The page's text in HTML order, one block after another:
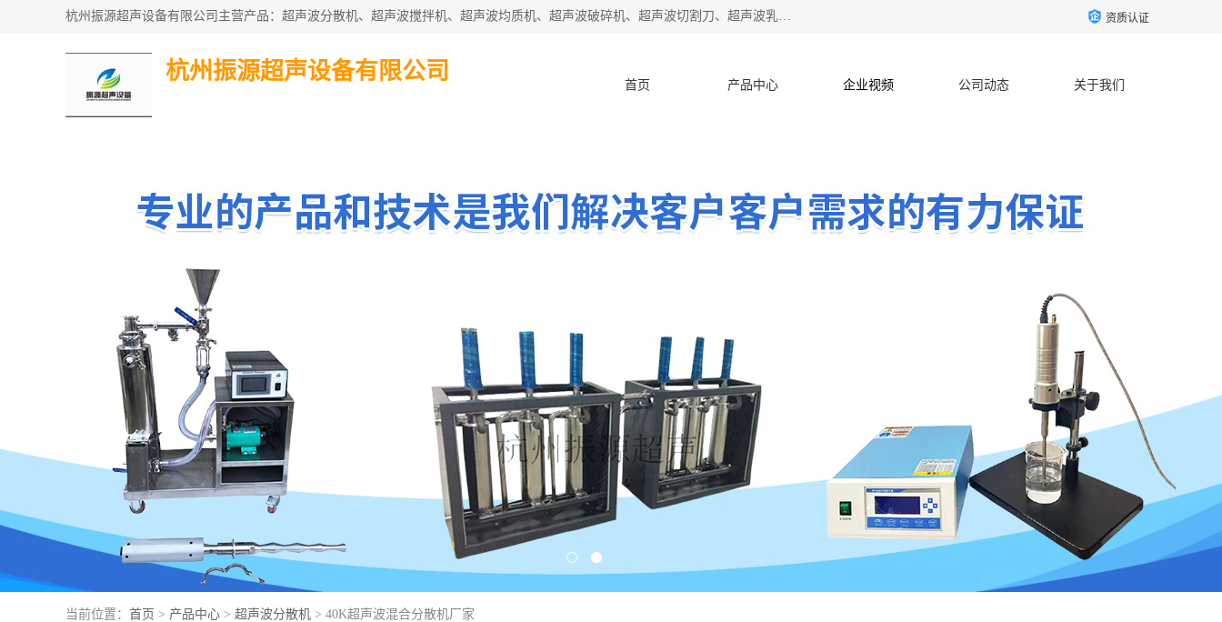
杭州振源超声设备有限公司主营产品：超声波分散机、超声波搅拌机、超声波均质机、超声波破碎机、超声波切割刀、超声波乳化机、超声波提取机、超声波振动棒等设备。秉承诚信经营、品质至上的服务宗旨，与多家企业建立了长期的合作关系。公司坚持以质量赢市场，以服务赢客户，始终以客户利益为中心。 资质认证
杭州振源超声设备有限公司
首页 产品中心 企业视频 公司动态 关于我们
当前位置： 首页 > 产品中心 > 超声波分散机 > 40K超声波混合分散机厂家